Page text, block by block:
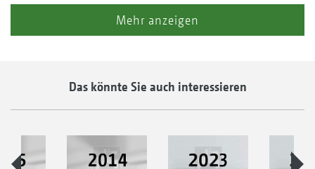
Mehr anzeigen
Das könnte Sie auch interessieren